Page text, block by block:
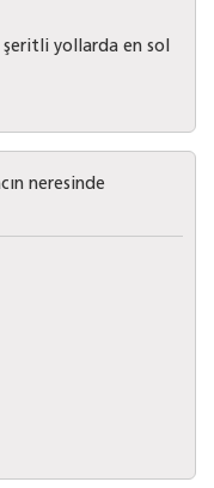
yollarda en sol
neresinde